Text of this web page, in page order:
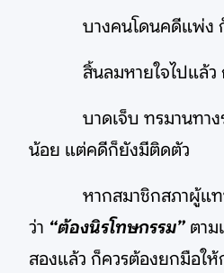
บางคนโดนคดีแพ่ง ก็
สิ้นลมหายใจไปแล้ว
บาดเจ็บ ทรมานทางร่
น้อย แต่คดีก็ยังมีติดตัว
หากสมาชิกสภาผู้แทน
ว่า “ต้องนิรโทษกรรม” ตาม
สองแล้ว ก็ควรต้องยกมือใ